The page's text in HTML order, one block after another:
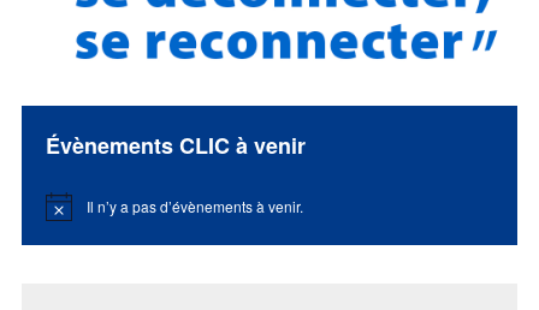
Évènements CLIC à venir
Notice Il n’y a pas d’évènements à venir.